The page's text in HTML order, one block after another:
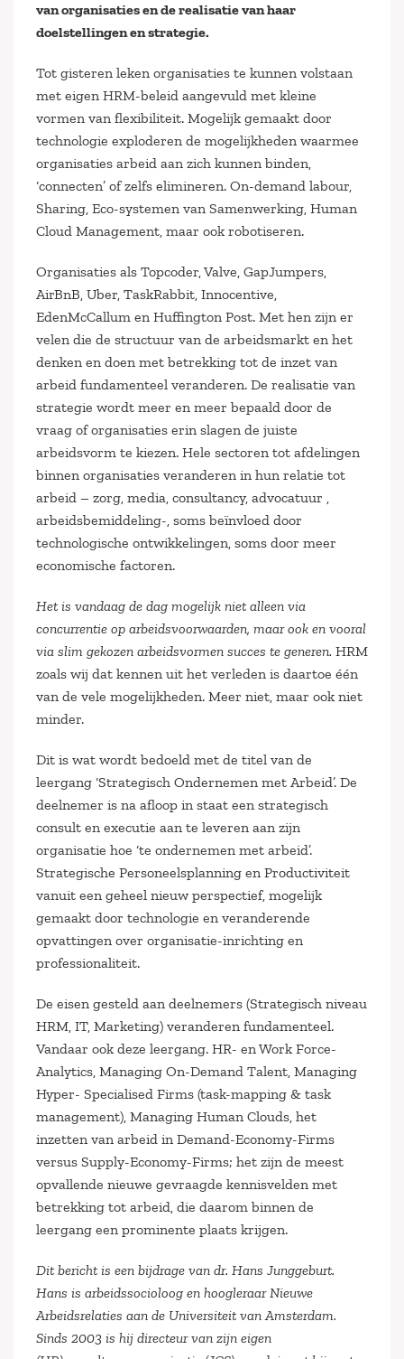
van organisaties en de realisatie van haar
doelstellingen en strategie.
Tot gisteren leken organisaties te kunnen volstaan
met eigen HRM-beleid aangevuld met kleine
vormen van flexibiliteit. Mogelijk gemaakt door
technologie exploderen de mogelijkheden waarmee
organisaties arbeid aan zich kunnen binden,
‘connecten’ of zelfs elimineren. On-demand labour,
Sharing, Eco-systemen van Samenwerking, Human
Cloud Management, maar ook robotiseren.
Organisaties als Topcoder, Valve, GapJumpers,
AirBnB, Uber, TaskRabbit, Innocentive,
EdenMcCallum en Huffington Post. Met hen zijn er
velen die de structuur van de arbeidsmarkt en het
denken en doen met betrekking tot de inzet van
arbeid fundamenteel veranderen. De realisatie van
strategie wordt meer en meer bepaald door de
vraag of organisaties erin slagen de juiste
arbeidsvorm te kiezen. Hele sectoren tot afdelingen
binnen organisaties veranderen in hun relatie tot
arbeid – zorg, media, consultancy, advocatuur ,
arbeidsbemiddeling-, soms beïnvloed door
technologische ontwikkelingen, soms door meer
economische factoren.
Het is vandaag de dag mogelijk niet alleen via
concurrentie op arbeidsvoorwaarden, maar ook en vooral
via slim gekozen arbeidsvormen succes te generen. HRM
zoals wij dat kennen uit het verleden is daartoe één
van de vele mogelijkheden. Meer niet, maar ook niet
minder.
Dit is wat wordt bedoeld met de titel van de
leergang ‘Strategisch Ondernemen met Arbeid’. De
deelnemer is na afloop in staat een strategisch
consult en executie aan te leveren aan zijn
organisatie hoe ‘te ondernemen met arbeid’.
Strategische Personeelsplanning en Productiviteit
vanuit een geheel nieuw perspectief, mogelijk
gemaakt door technologie en veranderende
opvattingen over organisatie-inrichting en
professionaliteit.
De eisen gesteld aan deelnemers (Strategisch niveau
HRM, IT, Marketing) veranderen fundamenteel.
Vandaar ook deze leergang. HR- en Work Force-
Analytics, Managing On-Demand Talent, Managing
Hyper- Specialised Firms (task-mapping & task
management), Managing Human Clouds, het
inzetten van arbeid in Demand-Economy-Firms
versus Supply-Economy-Firms; het zijn de meest
opvallende nieuwe gevraagde kennisvelden met
betrekking tot arbeid, die daarom binnen de
leergang een prominente plaats krijgen.
Dit bericht is een bijdrage van dr. Hans Junggeburt.
Hans is arbeidssocioloog en hoogleraar Nieuwe
Arbeidsrelaties aan de Universiteit van Amsterdam.
Sinds 2003 is hij directeur van zijn eigen